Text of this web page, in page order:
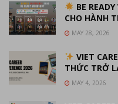
BE
CHO HÀNH
MAY 28, 2026
VIET
THỨC TRỞ
MAY 4, 2026